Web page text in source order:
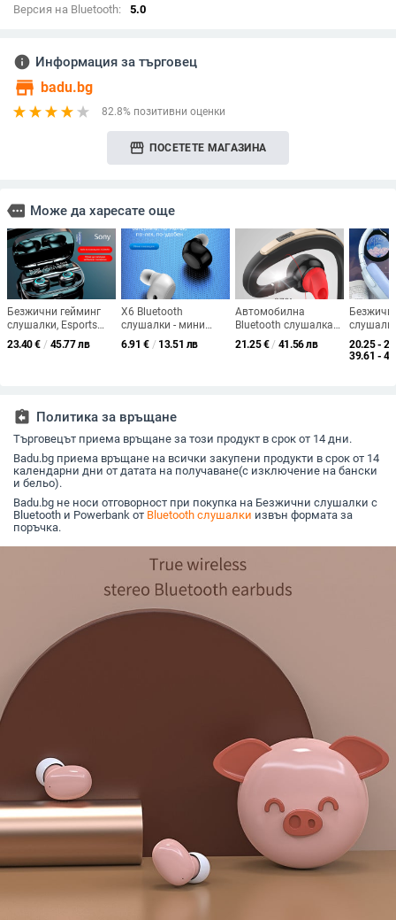
Версия на Bluetooth:
5.0
info Информация за търговец
store badu.bg
82.8% позитивни оценки
storefront ПОСЕТЕТЕ МАГАЗИНА
more Може да харесате още
Безжични гейминг
слушалки, Esports
стил, стерео звук,
Над 8 часа батерия,
23.40€ / 45.77 лв
X6 Bluetooth
слушалки - мини
едноухи in-ear,
Bluetooth 5.0, обхват
6.91 € / 13.51 лв
Автомобилна
Bluetooth слушалка
за кола, едноухо,
мини, безжична,
21.25€ / 41.56 лв
мощен
20.25 -
39.61 -
assignment_return Политика за връщане
Търговецът приема връщане за този продукт в срок от 14 дни.
Badu.bg приема връщане на всички закупени продукти в срок от 14
календарни дни от датата на получаване(с изключение на бански
и бельо).
Badu.bg не носи отговорност при покупка на Безжични слушалки с
Bluetooth и Powerbank от Bluetooth слушалки извън формата за
поръчка.